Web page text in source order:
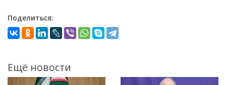
Поделиться:
Ещё новости